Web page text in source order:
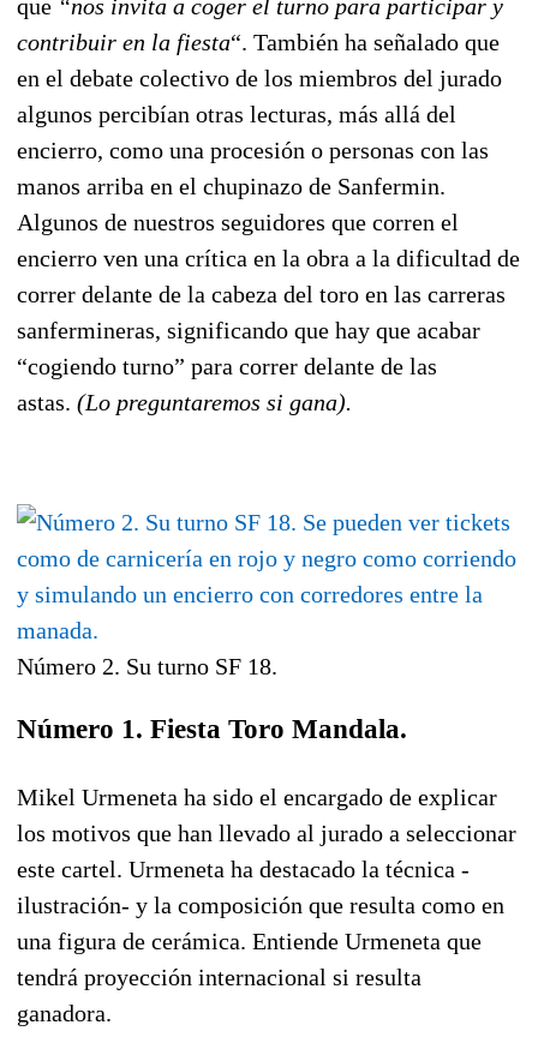
que “nos invita a coger el turno para participar y
contribuir en la fiesta“. También ha señalado que
en el debate colectivo de los miembros del jurado
algunos percibían otras lecturas, más allá del
encierro, como una procesión o personas con las
manos arriba en el chupinazo de Sanfermin.
Algunos de nuestros seguidores que corren el
encierro ven una crítica en la obra a la dificultad de
correr delante de la cabeza del toro en las carreras
sanfermineras, significando que hay que acabar
“cogiendo turno” para correr delante de las
astas. (Lo preguntaremos si gana).
Número 2. Su turno SF 18.
Número 1. Fiesta Toro Mandala.
Mikel Urmeneta ha sido el encargado de explicar
los motivos que han llevado al jurado a seleccionar
este cartel. Urmeneta ha destacado la técnica -
ilustración- y la composición que resulta como en
una figura de cerámica. Entiende Urmeneta que
tendrá proyección internacional si resulta
ganadora.